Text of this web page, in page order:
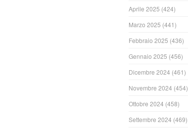
Aprile 2025 (424)
Marzo 2025 (441)
Febbraio 2025 (436)
Gennaio 2025 (456)
Dicembre 2024 (461)
Novembre 2024 (454)
Ottobre 2024 (458)
Settembre 2024 (469)